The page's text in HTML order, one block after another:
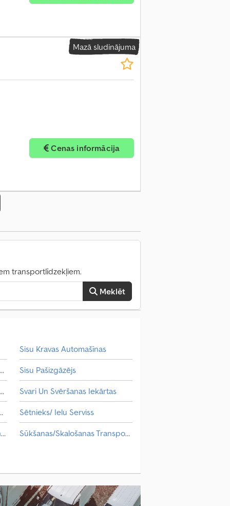
Mazā sludinājuma
Cenas informācija
transportlīdzekļiem.
Meklēt
Citi Sūkšanas/Skalošanas Transportlīdzeklis
Citi Virsbūves / Brezenta Nomaiņa
/ Pļavu Aprīkojums
Fortschritt Siena Mašīna / Siena Pagriezējs / Pļavu Aprīkojums
Mercedes-Benz Sūkšanas/Skalošanas Transportlīdzeklis
Piekare / Virsbūves Daļa / Celtnis
Sisu Kravas Automašīnas
Sisu Pašizgāzējs
Svari Un Svēršanas Iekārtas
Sētnieks/ Ielu Serviss
Sūkšanas/Skalošanas Transportlīdzeklis
Virsbūves / Brezenta Nomaiņa